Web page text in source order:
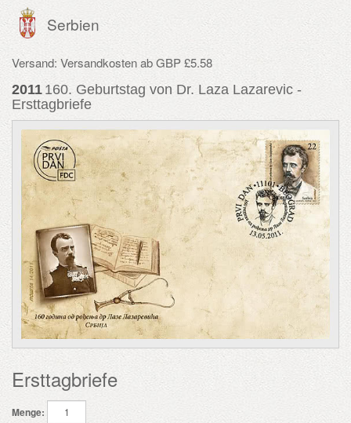
Serbien
Versand: Versandkosten ab GBP £5.58
2011 160. Geburtstag von Dr. Laza Lazarevic -
Ersttagbriefe
Ersttagbriefe
Menge: